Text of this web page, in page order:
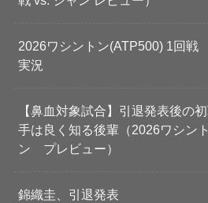
2026ワシントン(ATP500) 1回
実況
【鼻血対象試合】引退発表後の
手は良く知る後輩（2026ワシン
ン プレビュー）
錦織圭、引退発表